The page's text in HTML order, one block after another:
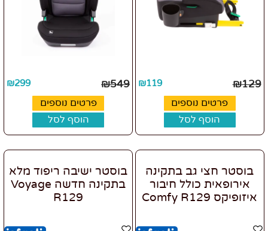
₪129
₪119
פרטים נוספים
הוסף לסל
₪549
₪299
פרטים נוספים
הוסף לסל
בוסטר חצי גב בתקינה
אירופאית כולל חיבור
איזופיקס Comfy R129
בוסטר ישיבה ריפוד מלא
בתקינה חדשה Voyage
R129